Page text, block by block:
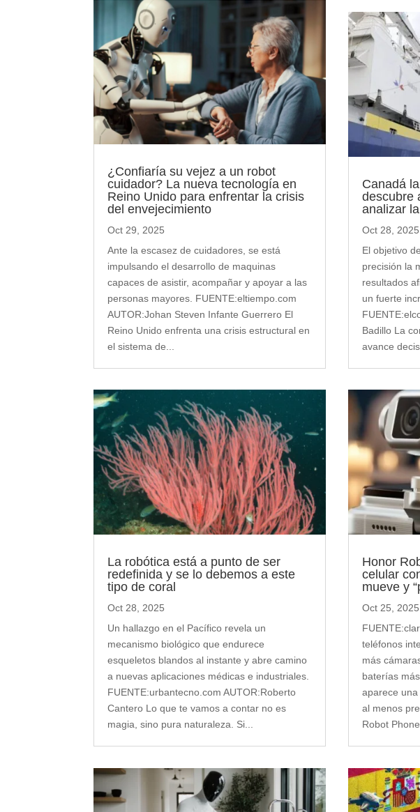
¿Confiaría su vejez a un robot
cuidador? La nueva tecnología en
Reino Unido para enfrentar la crisis
del envejecimiento
Oct 29, 2025
Ante la escasez de cuidadores, se está
impulsando el desarrollo de maquinas
capaces de asistir, acompañar y apoyar a las
personas mayores. FUENTE:eltiempo.com
AUTOR:Johan Steven Infante Guerrero El
Reino Unido enfrenta una crisis estructural en
el sistema de...
La robótica está a punto de ser
redefinida y se lo debemos a este
tipo de coral
Oct 28, 2025
Un hallazgo en el Pacífico revela un
mecanismo biológico que endurece
esqueletos blandos al instante y abre camino
a nuevas aplicaciones médicas e industriales.
FUENTE:urbantecno.com AUTOR:Roberto
Cantero Lo que te vamos a contar no es
magia, sino pura naturaleza. Si...
Canadá
descubre
analizar
Oct 28, 2025
El objetivo
precisión la
resultados
un fuerte
Badillo La
avance
Honor
celular
mueve y
Oct 25, 2025
teléfonos
más
baterías
aparece
al menos
Robot